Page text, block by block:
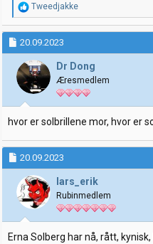
R
e
a
k
s
j
o
n
e
r
:
Tweedjakke
20.09.2023
Dr Dong
Æresmedlem
hvor er solbrillene mor, hvor er
20.09.2023
lars_erik
Rubinmedlem
Erna Solberg har nå, rått,